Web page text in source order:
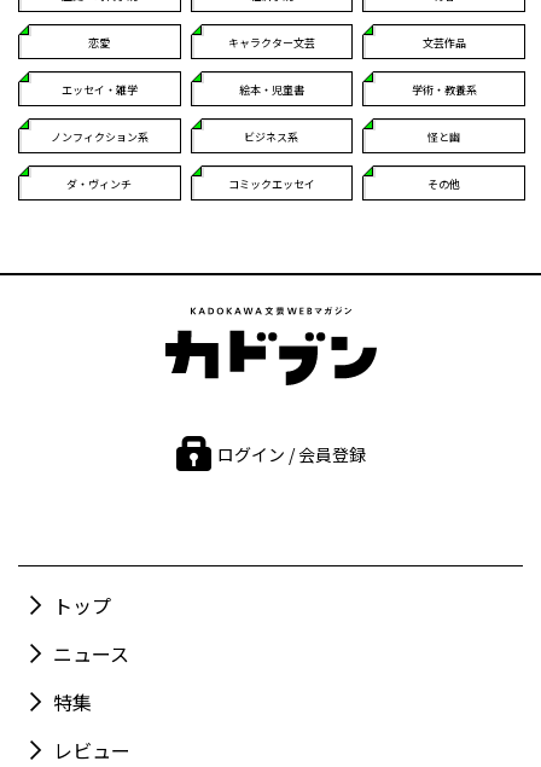
恋愛 キャラクター文芸 文芸作品
エッセイ・雑学 絵本・児童書 学術・教養系
ノンフィクション系 ビジネス系 怪と幽
ダ・ヴィンチ コミックエッセイ その他
ログイン / 会員登録
トップ
ニュース
特集
レビュー